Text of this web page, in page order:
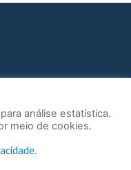
análise estatística.
meio de cookies.
.